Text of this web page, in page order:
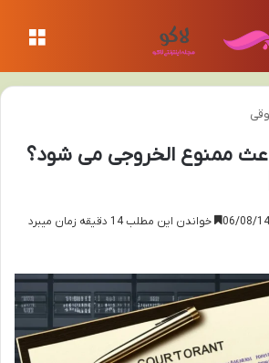
ممنوع الخروجی می شود؟
خواندن این مطلب 14 دقیقه زمان میبرد